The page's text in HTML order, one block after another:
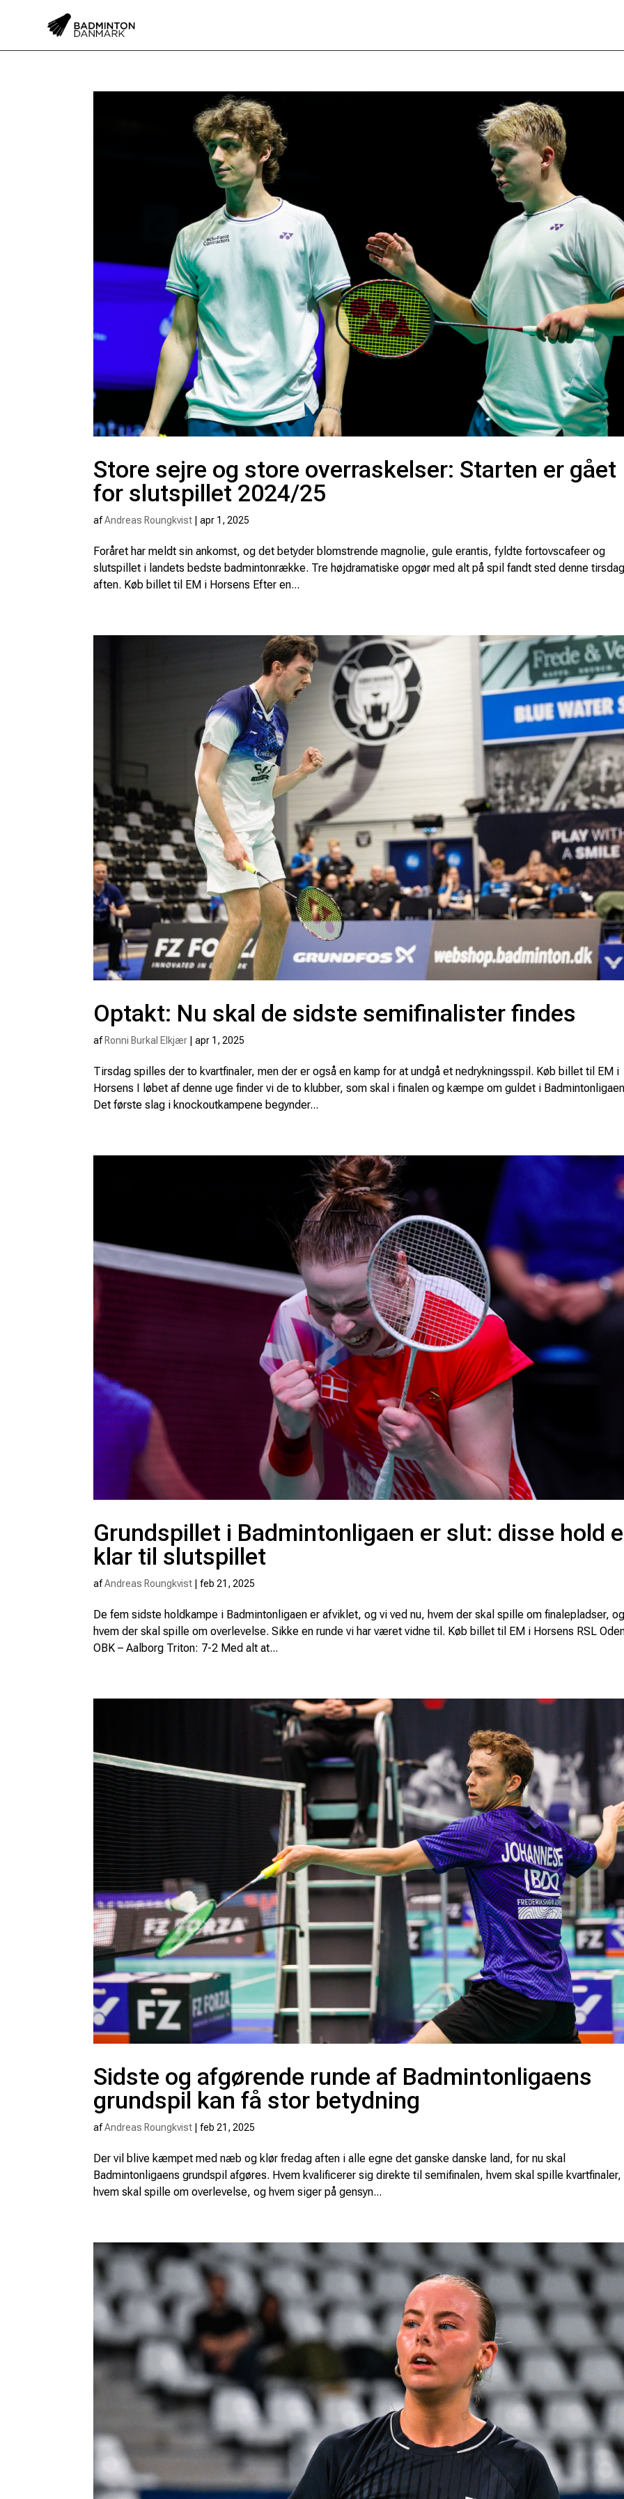
Store sejre og store overraskelser: Starten er gået
for slutspillet 2024/25
afAndreas Roungkvist |apr 1, 2025
Foråret har meldt sin ankomst, og det betyder blomstrende magnolie, gule erantis, fyldte fortovscafeer og
slutspillet i landets bedste badmintonrække. Tre højdramatiske opgør med alt på spil fandt sted denne
aften. Køb billet til EM i Horsens Efter en...
Optakt: Nu skal de sidste semifinalister findes
afRonni Burkal Elkjær |apr 1, 2025
Tirsdag spilles der to kvartfinaler, men der er også en kamp for at undgå et nedrykningsspil. Køb billet til EM i
Horsens I løbet af denne uge finder vi de to klubber, som skal i finalen og kæmpe om guldet i
Det første slag i knockoutkampene begynder...
Grundspillet i Badmintonligaen er slut: disse hold
klar til slutspillet
afAndreas Roungkvist |feb 21, 2025
De fem sidste holdkampe i Badmintonligaen er afviklet, og vi ved nu, hvem der skal spille om finalepladser,
hvem der skal spille om overlevelse. Sikke en runde vi har været vidne til. Køb billet til EM i Horsens RSL
OBK – Aalborg Triton: 7-2 Med alt at...
Sidste og afgørende runde af Badmintonligaens
grundspil kan få stor betydning
afAndreas Roungkvist |feb 21, 2025
Der vil blive kæmpet med næb og klør fredag aften i alle egne det ganske danske land, for nu skal
Badmintonligaens grundspil afgøres. Hvem kvalificerer sig direkte til semifinalen, hvem skal spille kvartfinaler,
hvem skal spille om overlevelse, og hvem siger på gensyn...